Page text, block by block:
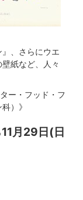
、さらにウエ
紙など、人々
ー・フッド・フ
）》
月29日(日